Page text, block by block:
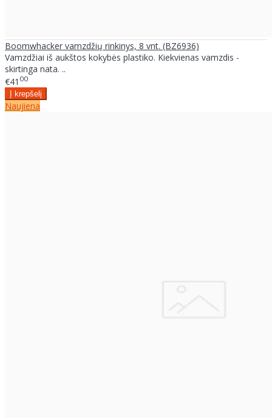
Boomwhacker vamzdžių rinkinys, 8 vnt. (BZ6936)
Vamzdžiai iš aukštos kokybės plastiko. Kiekvienas vamzdis -
skirtinga nata. ..
€41 00
Naujiena